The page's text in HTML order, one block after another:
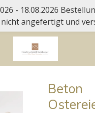
- 18.08.2026
angefertigt und
Beton